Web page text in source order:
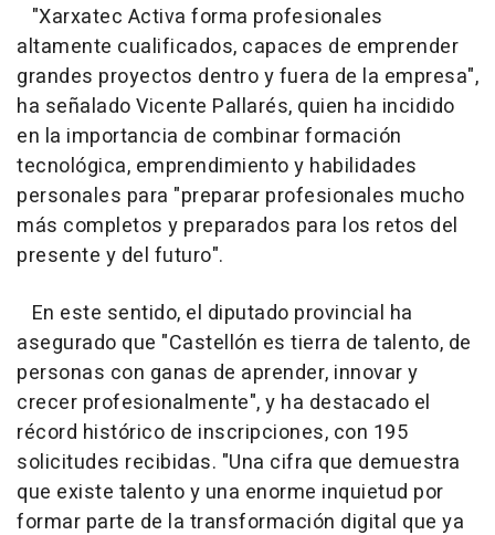
"Xarxatec Activa forma profesionales
altamente cualificados, capaces de emprender
grandes proyectos dentro y fuera de la empresa",
ha señalado Vicente Pallarés, quien ha incidido
en la importancia de combinar formación
tecnológica, emprendimiento y habilidades
personales para "preparar profesionales mucho
más completos y preparados para los retos del
presente y del futuro".
En este sentido, el diputado provincial ha
asegurado que "Castellón es tierra de talento, de
personas con ganas de aprender, innovar y
crecer profesionalmente", y ha destacado el
récord histórico de inscripciones, con 195
solicitudes recibidas. "Una cifra que demuestra
que existe talento y una enorme inquietud por
formar parte de la transformación digital que ya